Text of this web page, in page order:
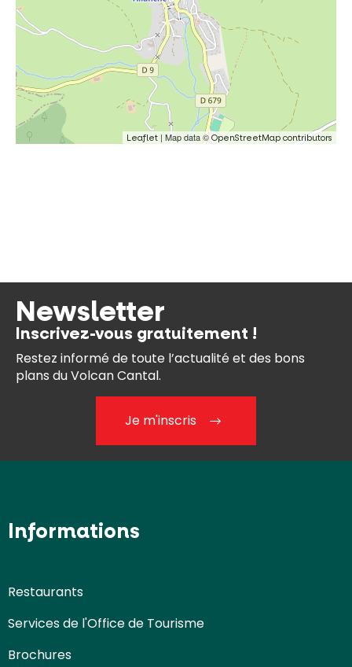
Leaflet | Map data © OpenStreetMap contributors
Newsletter
Inscrivez-vous gratuitement !
Restez informé de toute l’actualité et des bons
plans du Volcan Cantal.
Je m'inscris
Informations
Restaurants
Services de l'Office de Tourisme
Brochures